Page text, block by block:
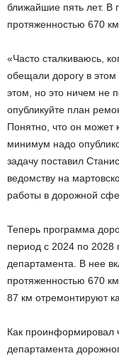
ближайшие пять лет. В
протяженностью 670 км.
«Часто сталкиваюсь,
обещали дорогу в этом
этом, но это ничем не
опубликуйте план
Понятно, что он может
минимум надо
задачу поставил
ведомству на
работы в дорожной
Теперь программа
период с 2024 по 2028
департамента. В нее
протяженностью 670
87 км отремонтируют
Как проинформировал
департамента